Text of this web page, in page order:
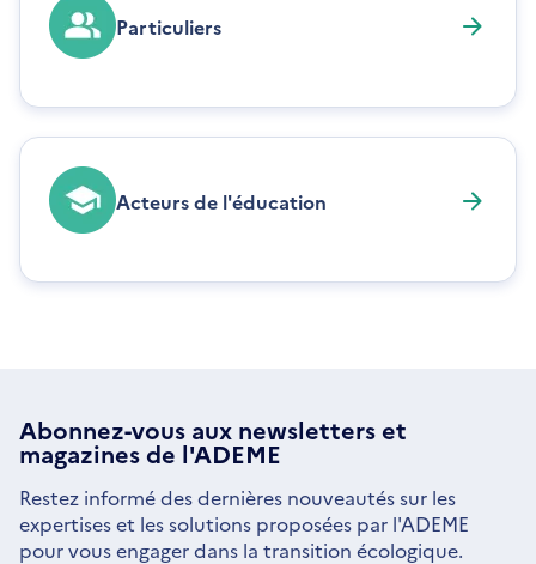
Particuliers
Acteurs de l'éducation
Abonnez-vous aux newsletterset
magazines de l'ADEME
Restez informé des dernières nouveautés sur les
expertises et les solutions proposées par l'ADEME
pour vous engager dans la transition écologique.